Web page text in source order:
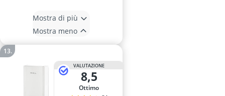
Mostra di più
Mostra meno
VALUTAZIONE
8,5
Ottimo